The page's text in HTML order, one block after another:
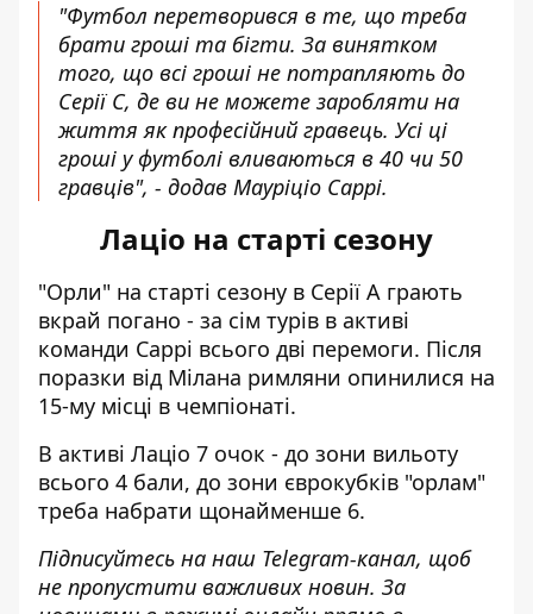
"Футбол перетворився в те, що треба
брати гроші та бігти. За винятком
того, що всі гроші не потрапляють до
Серії C, де ви не можете заробляти на
життя як професійний гравець. Усі ці
гроші у футболі вливаються в 40 чи 50
гравців", - додав Мауріціо Саррі.
Лаціо на старті сезону
"Орли" на старті сезону в Серії А грають
вкрай погано - за сім турів в активі
команди Саррі всього дві перемоги. Після
поразки від Мілана римляни опинилися на
15-му місці в чемпіонаті.
В активі Лаціо 7 очок - до зони вильоту
всього 4 бали, до зони єврокубків "орлам"
треба набрати щонайменше 6.
Підписуйтесь на наш Telegram-канал, щоб
не пропустити важливих новин. За